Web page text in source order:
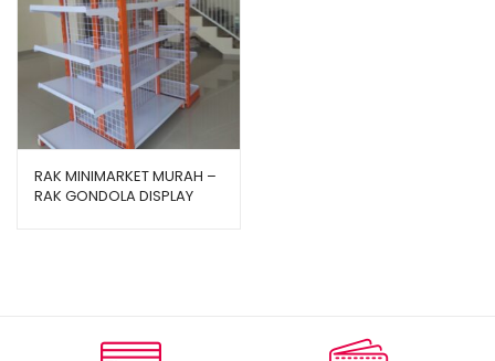
RAK MINIMARKET MURAH –
RAK GONDOLA DISPLAY